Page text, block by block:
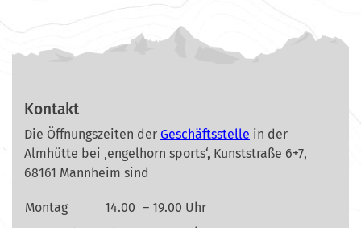
Kontakt
Die Öffnungszeiten der Geschäftsstelle in der
Almhütte bei ‚engelhorn sports‘, Kunststraße 6+7,
68161 Mannheim sind
Montag 14.00 – 19.00 Uhr